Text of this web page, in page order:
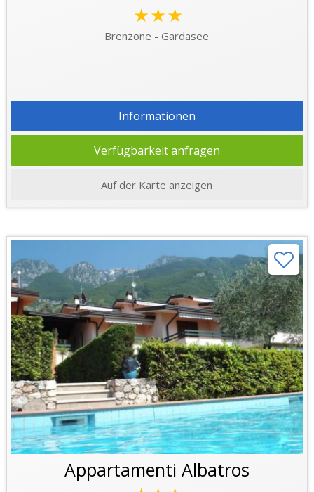
★★★
Brenzone - Gardasee
Informationen
Verfügbarkeit anfragen
Auf der Karte anzeigen
Appartamenti Albatros